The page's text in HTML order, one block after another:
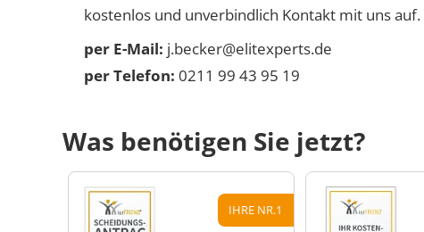
kostenlos und unverbindlich Kontakt mit uns auf.
per E-Mail: j.becker@elitexperts.de
per Telefon: 0211 99 43 95 19
Was benötigen Sie jetzt?
IHRE NR.1